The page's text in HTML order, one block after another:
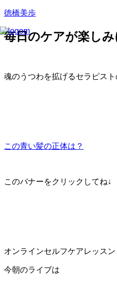
徳橋美歩
毎日のケアが楽し
魂のうつわを拡げるセラピス
この青い髪の正体は？
このバナーをクリックしてね↓
オンラインセルフケアレッスン
今朝のライブは